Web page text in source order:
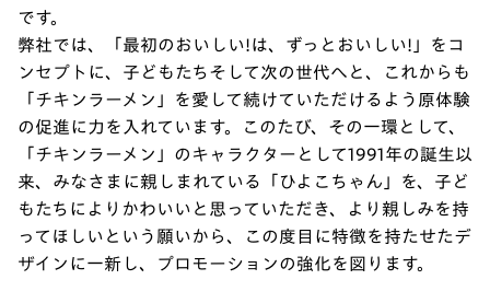
です。
弊社では、「最初のおいしい!は、ずっとおいしい!」をコ
ンセプトに、子どもたちそして次の世代へと、これからも
「チキンラーメン」を愛して続けていただけるよう原体験
の促進に力を入れています。このたび、その一環として、
「チキンラーメン」のキャラクターとして1991年の誕生以
来、みなさまに親しまれている「ひよこちゃん」を、子ど
もたちによりかわいいと思っていただき、より親しみを持
ってほしいという願いから、この度目に特徴を持たせたデ
ザインに一新し、プロモーションの強化を図ります。